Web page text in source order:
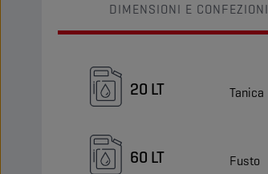
DIMENSIONI E CONFEZIONI
20 LT Tanica
60 LT Fusto